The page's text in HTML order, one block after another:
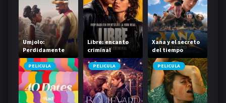
Umjolo:
Perdidamente
enamorada
Libre: encanto
criminal
Xana y el secreto
del tiempo
PELICULA PELICULA PELICULA